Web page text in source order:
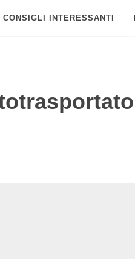
CONSIGLI INTERESSANTI